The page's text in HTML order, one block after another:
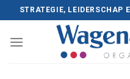
to
content
STRATEGIE, LEIDERSCHAP